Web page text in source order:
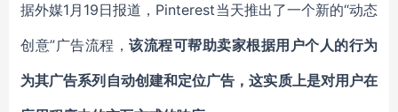
据外媒1月19日报道， Pinterest当天推出了一个新的“动态
创意”广告流程， 该流程可帮助卖家根据用户个人的行为
为其广告系列自动创建和定位广告，这实质上是对用户在